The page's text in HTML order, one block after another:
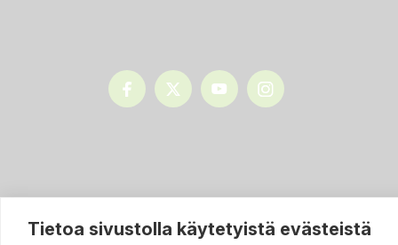
Tietoa sivustolla käytetyistä evästeistä